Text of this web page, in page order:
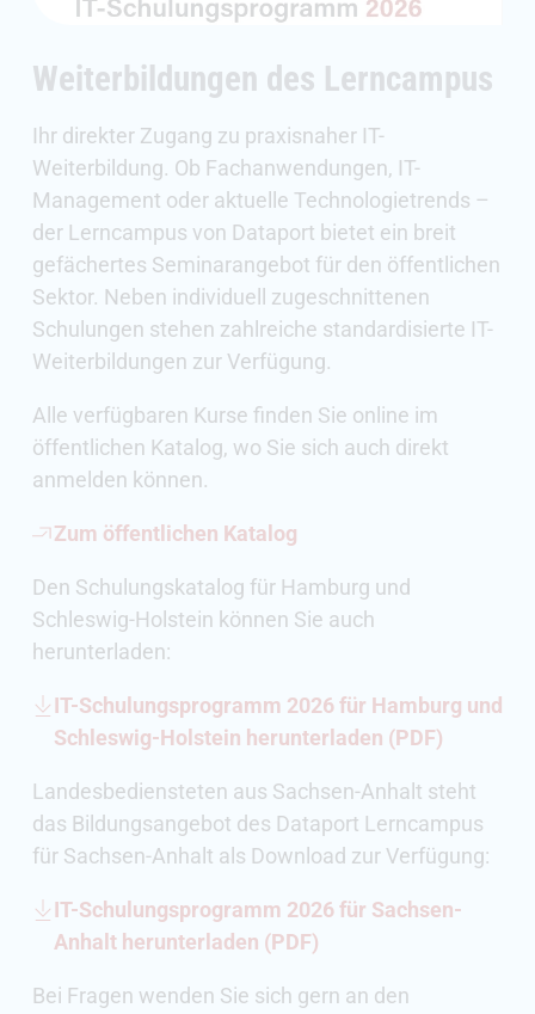
Weiterbildungen des Lerncampus
Ihr direkter Zugang zu praxisnaher IT-
Weiterbildung. Ob Fachanwendungen, IT-
Management oder aktuelle Technologietrends –
der Lerncampus von Dataport bietet ein breit
gefächertes Seminarangebot für den öffentlichen
Sektor. Neben individuell zugeschnittenen
Schulungen stehen zahlreiche standardisierte IT-
Weiterbildungen zur Verfügung.
Alle verfügbaren Kurse finden Sie online im
öffentlichen Katalog, wo Sie sich auch direkt
anmelden können.
Zum öffentlichen Katalog
Den Schulungskatalog für Hamburg und
Schleswig-Holstein können Sie auch
herunterladen:
IT-Schulungsprogramm 2026 für Hamburg und
Schleswig-Holstein herunterladen (PDF)
Landesbediensteten aus Sachsen-Anhalt steht
das Bildungsangebot des Dataport Lerncampus
für Sachsen-Anhalt als Download zur Verfügung:
IT-Schulungsprogramm 2026 für Sachsen-
Anhalt herunterladen (PDF)
Bei Fragen wenden Sie sich gern an den